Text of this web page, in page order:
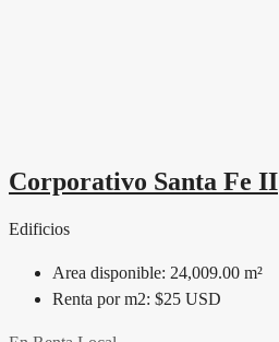
Corporativo Santa Fe II
Edificios
Area disponible: 24,009.00 m²
Renta por m2: $25 USD